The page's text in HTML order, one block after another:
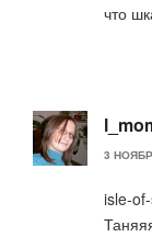
что
3
isle-